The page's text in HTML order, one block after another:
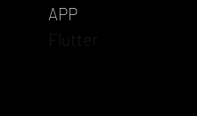
APP
Flutter